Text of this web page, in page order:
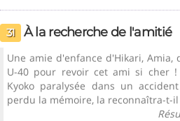
31 À la recherche de l'amitié
Une amie d'enfance d'Hikari,
U-40 pour revoir cet ami si cher
Kyoko paralysée dans un
perdu la mémoire, la reconnaîtra-t-il